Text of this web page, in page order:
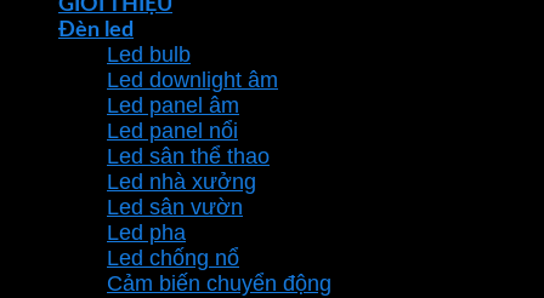
GIỚI THIỆU
Đèn led
Led bulb
Led downlight âm
Led panel âm
Led panel nổi
Led sân thể thao
Led nhà xưởng
Led sân vườn
Led pha
Led chống nổ
Cảm biến chuyển động